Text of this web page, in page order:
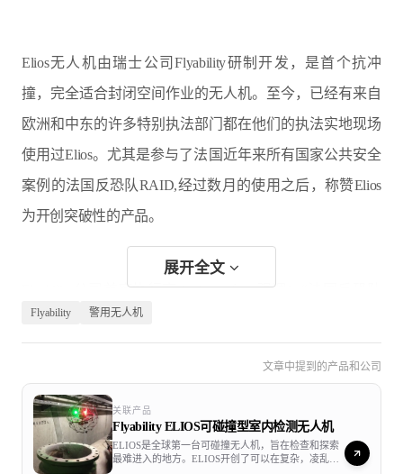
Elios无人机由瑞士公司Flyability研制开发，是首个抗冲
撞，完全适合封闭空间作业的无人机。至今，已经有来自
欧洲和中东的许多特别执法部门都在他们的执法实地现场
使用过Elios。尤其是参与了法国近年来所有国家公共安全
案例的法国反恐队RAID,经过数月的使用之后，称赞Elios
为开创突破性的产品。
Flyability公司首席执行官PatrickThévoz强调：“法国反恐队
RAID采用我们的产品，正体现了Flyability的使命－－无人
以大大减少人类接触风险，特别是针对国土安全人员，消
防员和急救人员。这项使命是我们的首要任务，我们期待
继续为此目的为前提不断创新完善无人机技术。“
展开全文
Flyability 警用无人机
文章中提到的产品和公司
关联产品
Flyability ELIOS可碰撞型室内检测无人机
ELIOS是全球第一台可碰撞无人机，旨在检查和探索
最难进入的地方。ELIOS开创了可以在复杂，凌乱或